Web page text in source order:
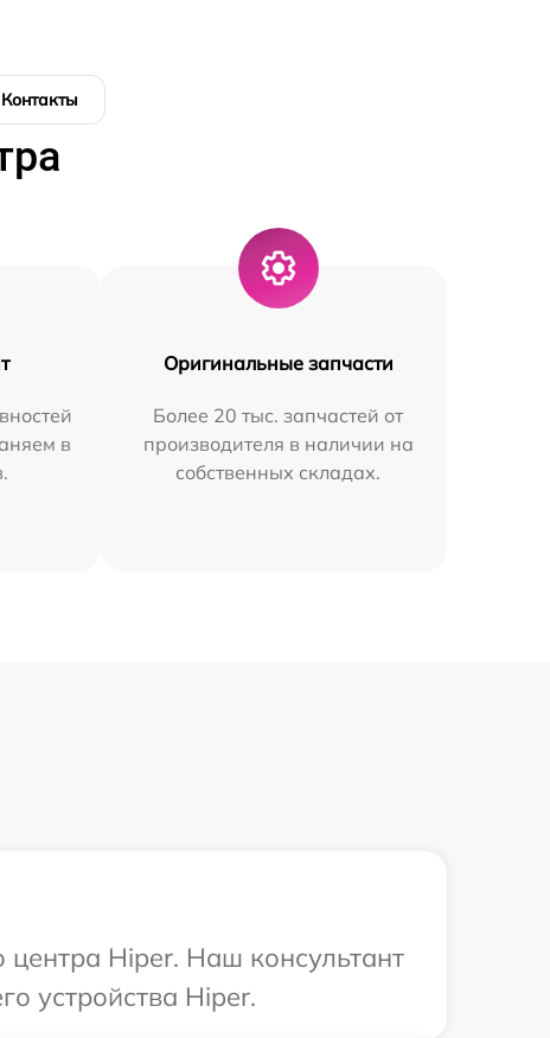
Контакты
в
Оригинальные запчасти
Более 20 тыс. запчастей от
производителя в наличии на
собственных складах.
центра Hiper. Наш консультант
устройства Hiper.